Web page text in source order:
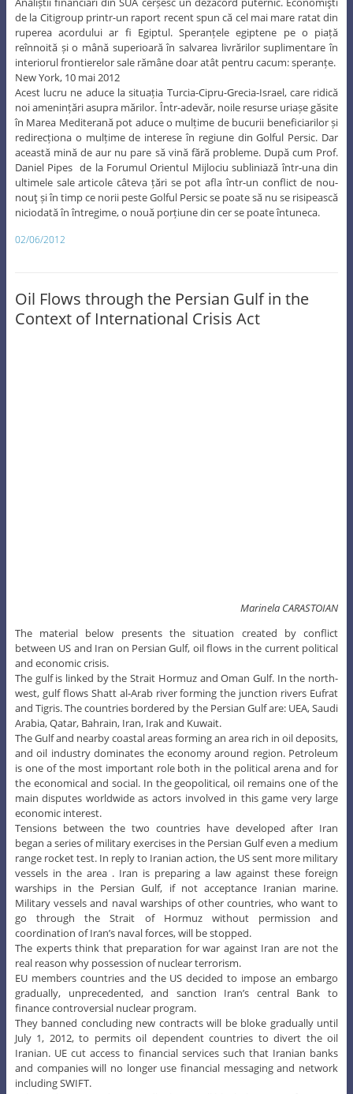
de la Citigroup printr-un raport recent spun că cel mai mare ratat din
ruperea acordului ar fi Egiptul. Speranțele egiptene pe o piață
reînnoită și o mână superioară în salvarea livrărilor suplimentare în
interiorul frontierelor sale rămâne doar atât pentru cacum: speranțe.
New York, 10 mai 2012
Acest lucru ne aduce la situația Turcia-Cipru-Grecia-Israel, care ridică
noi amenințări asupra mărilor. Într-adevăr, noile resurse uriașe găsite
în Marea Mediterană pot aduce o mulțime de bucurii beneficiarilor și
redirecționa o mulțime de interese în regiune din Golful Persic. Dar
această mină de aur nu pare să vină fără probleme. După cum Prof.
Daniel Pipes de la Forumul Orientul Mijlociu subliniază într-una din
ultimele sale articole câteva țări se pot afla într-un conflict de nou-
nouţ și în timp ce norii peste Golful Persic se poate să nu se risipească
niciodată în întregime, o nouă porțiune din cer se poate întuneca.
02/06/2012
Oil Flows through the Persian Gulf in the
Context of International Crisis Act
began a series of military exercises in the Persian Gulf even a medium
range rocket test. In reply to Iranian action, the US sent more military
vessels in the area . Iran is preparing a law against these foreign
warships in the Persian Gulf, if not acceptance Iranian marine.
Military vessels and naval warships of other countries, who want to
go through the Strait of Hormuz without permission and
coordination of Iran’s naval forces, will be stopped.
The experts think that preparation for war against Iran are not the
real reason why possession of nuclear terrorism.
EU members countries and the US decided to impose an embargo
gradually, unprecedented, and sanction Iran’s central Bank to
finance controversial nuclear program.
They banned concluding new contracts will be bloke gradually until
July 1, 2012, to permits oil dependent countries to divert the oil
Iranian. UE cut access to financial services such that Iranian banks
and companies will no longer use financial messaging and network
including SWIFT.
Teheran has warned repeatedly that it will block the Strait of Hormuz
where the west will continue to accuse the nuclear issue, and this will
mean disruption of world oil exports.
In conclusion, we can appreciate that the oil market is in the process
of reconfiguration, and the increased tension around Iran force
importers to look for new sources of oil. Therefore made a huge bet
that Iran’s tumultuous modern history and present current political-
religious system can be considered global. This is the effects of
intervention powers is the role played by Britain and US No doubt, all
these games around Iran are in advantage of exporters of oil, as long
as the situation remains controversial the price of oil will maintain
high.
The importance of Middle East as the main „gas station” of the world
will be reduced and the oil flows will change the beds.